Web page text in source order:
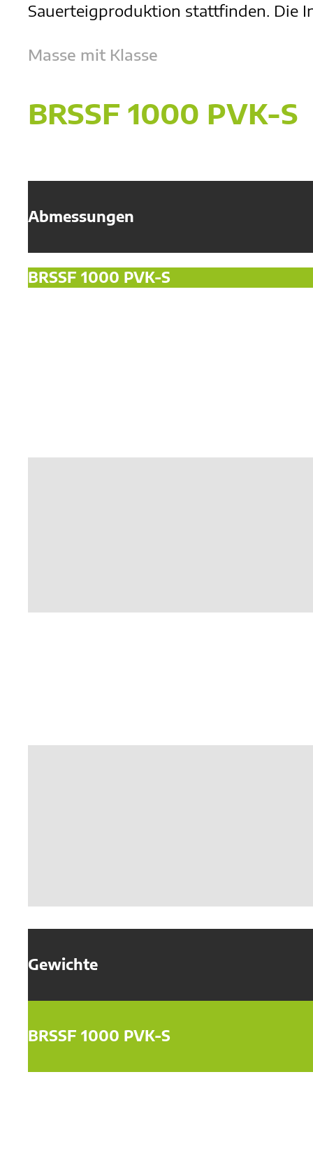
Sauerteigproduktion stattfinden. Die
Masse mit Klasse
BRSSF 1000 PVK-S
Abmessungen
BRSSF 1000 PVK-S
Gewichte
BRSSF 1000 PVK-S